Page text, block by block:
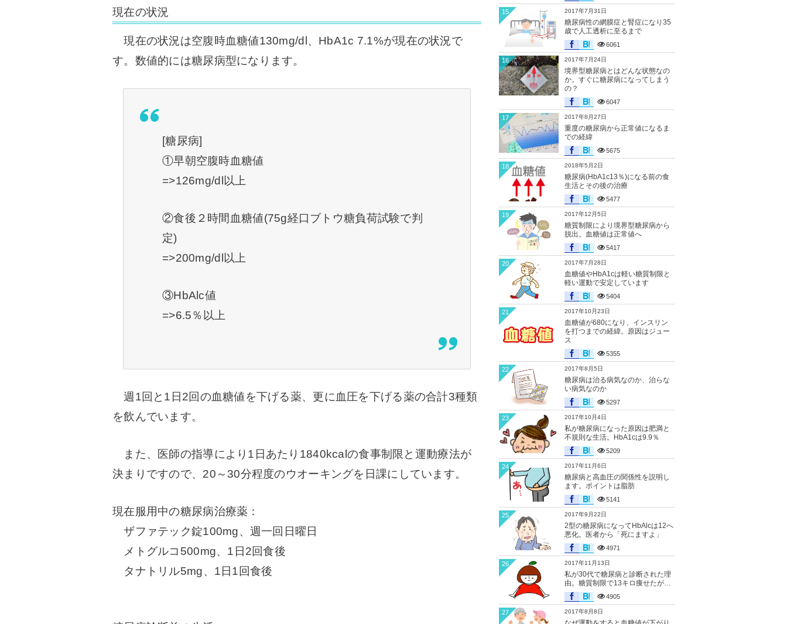
現在の状況
現在の状況は空腹時血糖値130mg/dl、HbA1c 7.1%が現在の状況で
す。数値的には糖尿病型になります。
[糖尿病]
①早朝空腹時血糖値
=>126mg/dl以上
②食後２時間血糖値(75g経口ブトウ糖負荷試験で判
定)
=>200mg/dl以上
③HbAlc値
=>6.5％以上
週1回と1日2回の血糖値を下げる薬、更に血圧を下げる薬の合計3種類
を飲んでいます。
また、医師の指導により1日あたり1840kcalの食事制限と運動療法が
決まりですので、20～30分程度のウオーキングを日課にしています。
現在服用中の糖尿病治療薬：
ザファテック錠100mg、週一回日曜日
メトグルコ500mg、1日2回食後
タナトリル5mg、1日1回食後
2017年7月31日
糖尿病性の網膜症と腎症になり35
歳で人工透析に至るまで
6061
15
2017年7月24日
境界型糖尿病とはどんな状態なの
か。すぐに糖尿病になってしまう
の？
6047
16
2017年8月27日
重度の糖尿病から正常値になるま
での経緯
5675
17
2018年5月2日
糖尿病(HbA1c13％)になる前の食
生活とその後の治療
5477
18
2017年12月5日
糖質制限により境界型糖尿病から
脱出。血糖値は正常値へ
5417
19
2017年7月28日
血糖値やHbA1cは軽い糖質制限と
軽い運動で安定しています
5404
20
2017年10月23日
血糖値が680になり、インスリン
を打つまでの経緯。原因はジュー
ス
5355
21
2017年8月5日
糖尿病は治る病気なのか、治らな
い病気なのか
5297
22
2017年10月4日
私が糖尿病になった原因は肥満と
不規則な生活。HbA1cは9.9％
5209
23
2017年11月6日
糖尿病と高血圧の関係性を説明し
ます。ポイントは脂肪
5141
24
2017年9月22日
2型の糖尿病になってHbAlcは12へ
悪化。医者から「死にますよ」
4971
25
2017年11月13日
私が30代で糖尿病と診断された理
由。糖質制限で13キロ痩せたが…
4905
26
2017年8月8日
27